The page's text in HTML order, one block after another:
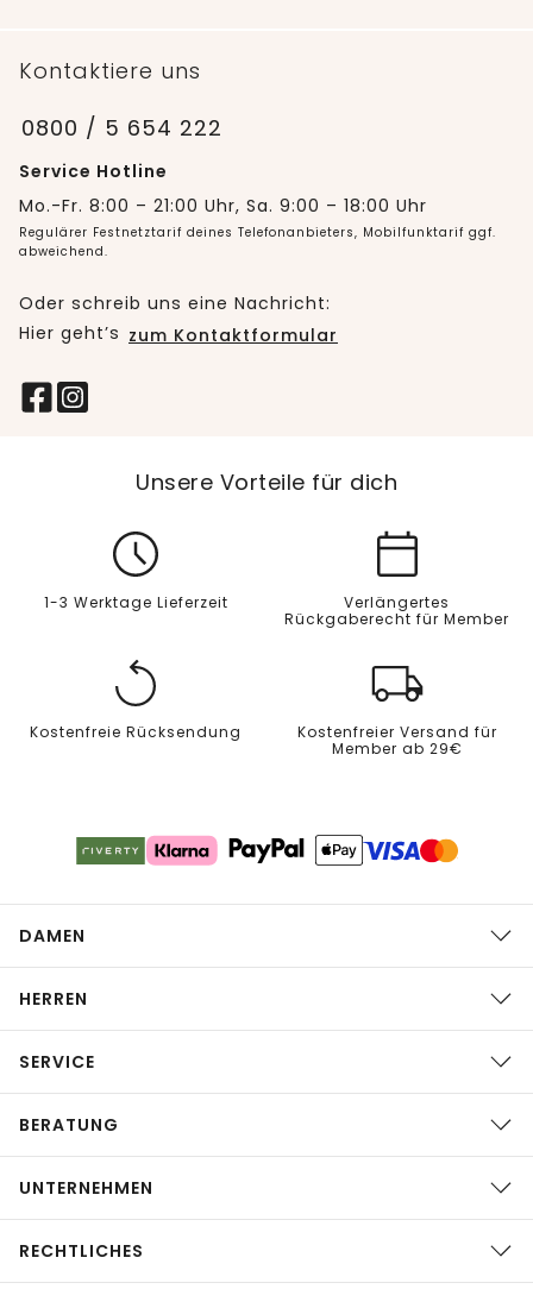
Kontaktiere uns
0800 / 5 654 222
Service Hotline
Mo.-Fr. 8:00 – 21:00 Uhr, Sa. 9:00 – 18:00 Uhr
Regulärer Festnetztarif deines Telefonanbieters, Mobilfunktarif ggf.
abweichend.
Oder schreib uns eine Nachricht:
Hier geht’s zum Kontaktformular
Unsere Vorteile für dich
1-3 Werktage Lieferzeit
Verlängertes
Rückgaberecht für Member
Kostenfreie Rücksendung
Kostenfreier Versand für
Member ab 29€
DAMEN
HERREN
SERVICE
BERATUNG
UNTERNEHMEN
RECHTLICHES